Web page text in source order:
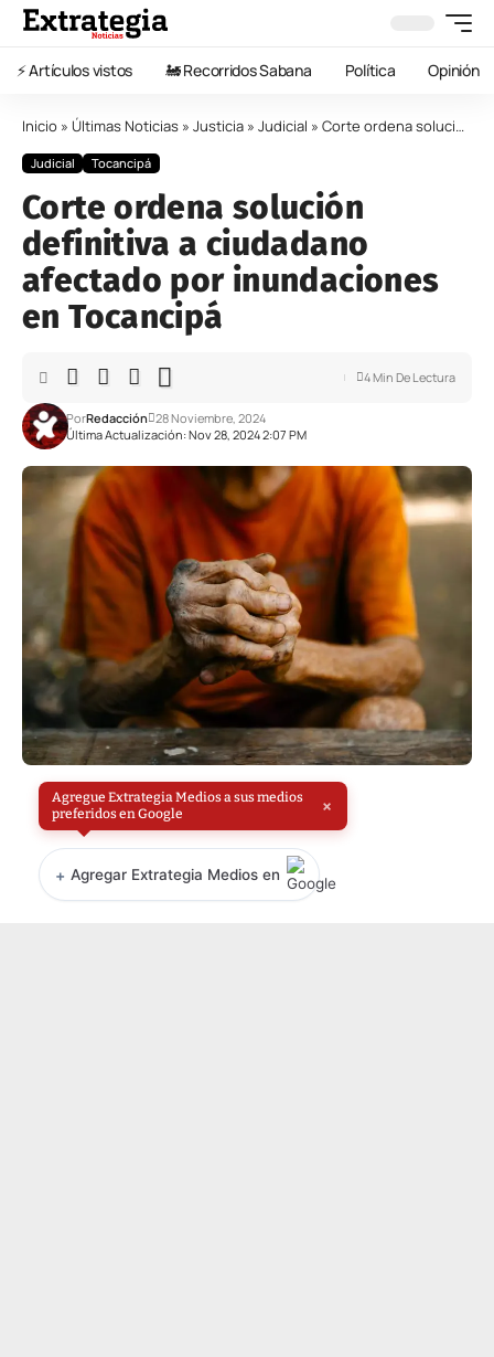
⚡️ Artículos vistos 🚂 Recorridos Sabana Política Opinión
Inicio » Últimas Noticias » Justicia » Judicial » Corte ordena solución definitiva a ciudadano afectado por inundaciones en Tocancipá
Judicial Tocancipá
Corte ordena solución
definitiva a ciudadano
afectado por inundaciones
en Tocancipá
Última Actualización: Nov 28, 2024 2:07 PM
PorRedacción 28 Noviembre, 2024
4 Min De Lectura
Agregue Extrategia Medios a sus medios
preferidos en Google
×
+ Agregar Extrategia Medios en